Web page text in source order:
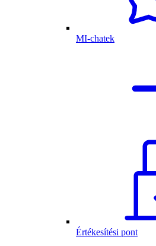
MI-chatek
Értékesítési pont